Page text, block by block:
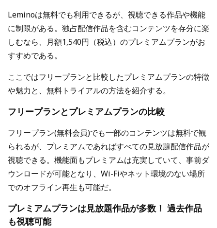
Leminoは無料でも利用できるが、視聴できる作品や機能
に制限がある。独占配信作品を含むコンテンツを存分に楽
しむなら、月額1,540円（税込）のプレミアムプランがお
すすめである。
ここではフリープランと比較したプレミアムプランの特徴
や魅力と、無料トライアルの方法を紹介する。
フリープランとプレミアムプランの比較
フリープラン(無料会員)でも一部のコンテンツは無料で観
られるが、プレミアムであればすべての見放題配信作品が
視聴できる。機能面もプレミアムは充実していて、事前ダ
ウンロードが可能となり、Wi-Fiやネット環境のない場所
でのオフライン再生も可能だ。
プレミアムプランは見放題作品が多数！ 過去作品
も視聴可能